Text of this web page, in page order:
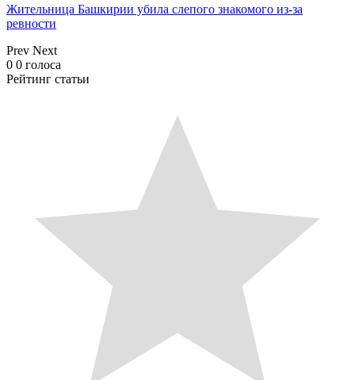
Жительница Башкирии убила слепого знакомого из-за
ревности
Prev Next
0 0 голоса
Рейтинг статьи